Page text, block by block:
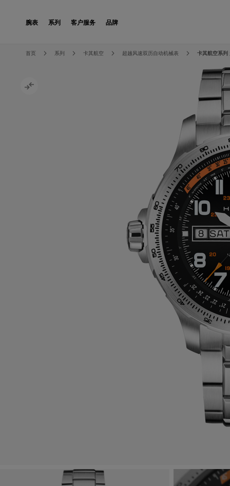
腕表 系列 客户服务 品牌
首页 系列 卡其航空 超越风速双历自动机械表 卡其航空系列